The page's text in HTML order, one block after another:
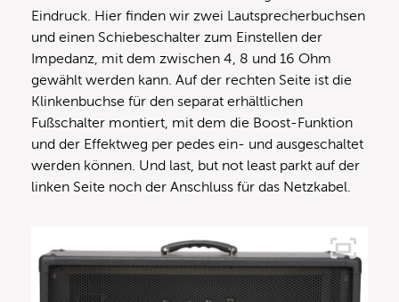
Eindruck. Hier finden wir zwei Lautsprecherbuchsen
und einen Schiebeschalter zum Einstellen der
Impedanz, mit dem zwischen 4, 8 und 16 Ohm
gewählt werden kann. Auf der rechten Seite ist die
Klinkenbuchse für den separat erhältlichen
Fußschalter montiert, mit dem die Boost-Funktion
und der Effektweg per pedes ein- und ausgeschaltet
werden können. Und last, but not least parkt auf der
linken Seite noch der Anschluss für das Netzkabel.